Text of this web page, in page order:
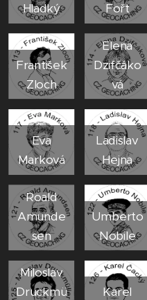
Hladký
Fořt
František
Zloch
Elena
Dzifčáko
vá
Eva
Marková
Ladislav
Hejna
Roald
Amunde
sen
Umberto
Nobile
Miloslav
Druckmü
Karel